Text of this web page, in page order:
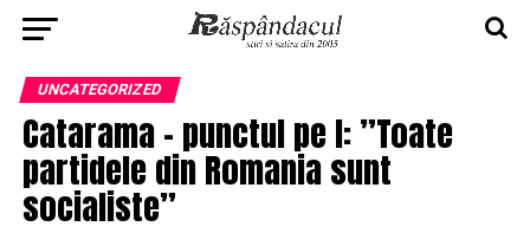
UNCATEGORIZED
Catarama – punctul pe I: ”Toate
partidele din Romania sunt
socialiste”